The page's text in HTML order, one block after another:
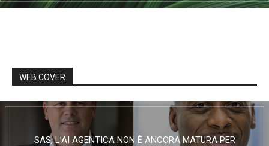
WEB COVER
SAS, L’AI AGENTICA NON È ANCORA MATURA PER